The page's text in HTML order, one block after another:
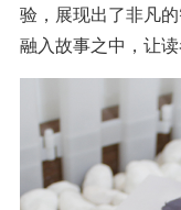
验，展现出了非凡
融入故事之中，让读